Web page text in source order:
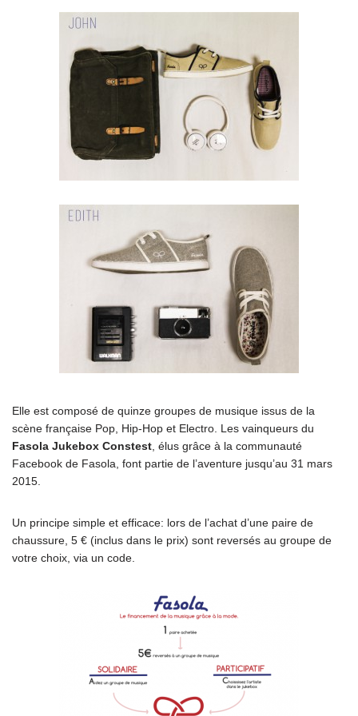
Elle est composé de quinze groupes de musique issus de la
scène française Pop, Hip-Hop et Electro. Les vainqueurs du
Fasola Jukebox Constest , élus grâce à la communauté
Facebook de Fasola, font partie de l’aventure jusqu’au 31 mars
2015.
Un principe simple et efficace: lors de l’achat d’une paire de
chaussure, 5 € (inclus dans le prix) sont reversés au groupe de
votre choix, via un code.